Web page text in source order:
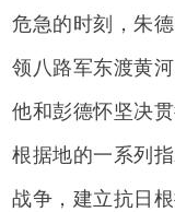
危急的时刻，朱
领八路军东渡黄
他和彭德怀坚决
根据地的一系列
战争，建立抗日